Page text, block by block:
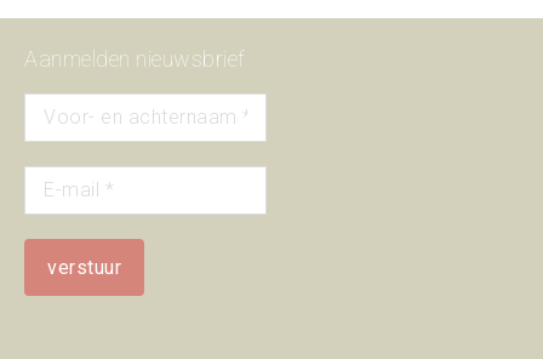
Aanmelden nieuwsbrief